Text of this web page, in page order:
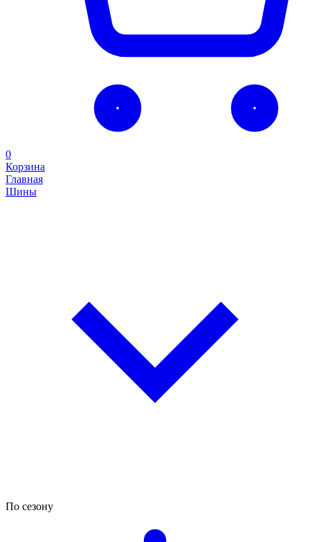
0
Корзина
Главная
Шины
По сезону